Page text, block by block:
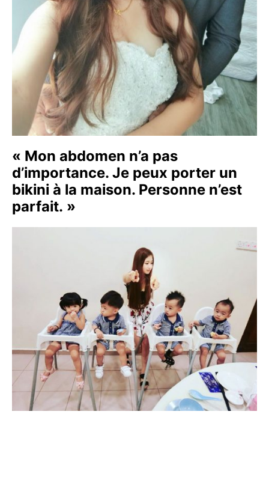
« Mon abdomen n’a pas
d’importance. Je peux porter un
bikini à la maison. Personne n’est
parfait. »